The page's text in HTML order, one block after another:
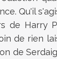
Qu'il
de Harry
de rien
de